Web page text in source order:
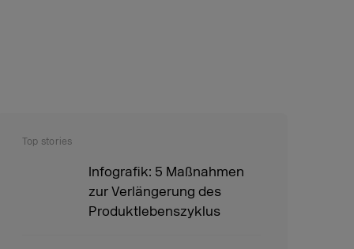
Top stories
Infografik: 5 Maßnahmen
zur Verlängerung des
Produktlebenszyklus